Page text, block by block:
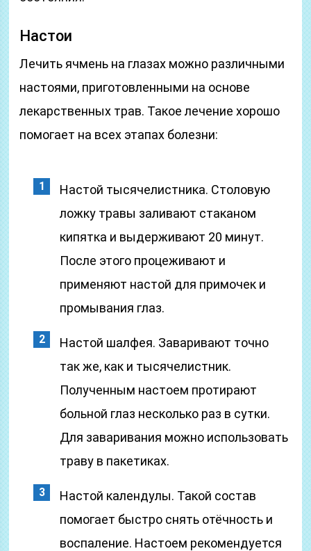
Настои
Лечить ячмень на глазах можно различными
настоями, приготовленными на основе
лекарственных трав. Такое лечение хорошо
помогает на всех этапах болезни:
Настой тысячелистника. Столовую
ложку травы заливают стаканом
кипятка и выдерживают 20 минут.
После этого процеживают и
применяют настой для примочек и
промывания глаз.
Настой шалфея. Заваривают точно
так же, как и тысячелистник.
Полученным настоем протирают
больной глаз несколько раз в сутки.
Для заваривания можно использовать
траву в пакетиках.
Настой календулы. Такой состав
помогает быстро снять отёчность и
воспаление. Настоем рекомендуется